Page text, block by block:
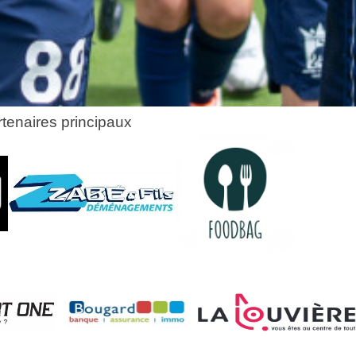
principaux